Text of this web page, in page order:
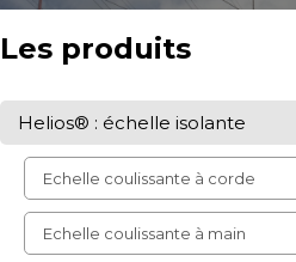
Les produits
Helios® : échelle isolante
Echelle coulissante à corde
Echelle coulissante à main